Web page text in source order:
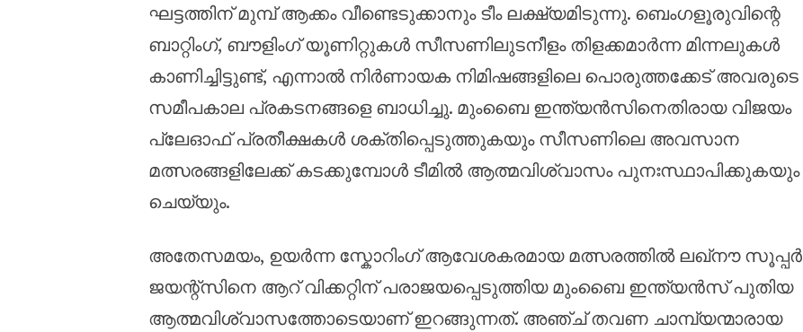
ഘട്ടത്തിന് മുമ്പ് ആക്കം വീണ്ടെടുക്കാനും ടീം ലക്ഷ്യമിടുന്നു. ബെംഗളൂരുവിന്റെ
ബാറ്റിംഗ്, ബൗളിംഗ് യൂണിറ്റുകൾ സീസണിലുടനീളം തിളക്കമാർന്ന മിന്നലുകൾ
കാണിച്ചിട്ടുണ്ട്, എന്നാൽ നിർണായക നിമിഷങ്ങളിലെ പൊരുത്തക്കേട് അവരുടെ
സമീപകാല പ്രകടനങ്ങളെ ബാധിച്ചു. മുംബൈ ഇന്ത്യൻസിനെതിരായ വിജയം
പ്ലേഓഫ് പ്രതീക്ഷകൾ ശക്തിപ്പെടുത്തുകയും സീസണിലെ അവസാന
മത്സരങ്ങളിലേക്ക് കടക്കുമ്പോൾ ടീമിൽ ആത്മവിശ്വാസം പുനഃസ്ഥാപിക്കുകയും
ചെയ്യും.
അതേസമയം, ഉയർന്ന സ്കോറിംഗ് ആവേശകരമായ മത്സരത്തിൽ ലഖ്‌നൗ സൂപ്പർ
ജയന്റ്‌സിനെ ആറ് വിക്കറ്റിന് പരാജയപ്പെടുത്തിയ മുംബൈ ഇന്ത്യൻസ് പുതിയ
ആത്മവിശ്വാസത്തോടെയാണ് ഇറങ്ങുന്നത്. അഞ്ച് തവണ ചാമ്പ്യന്മാരായ